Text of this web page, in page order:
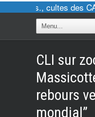
Pour infos., cultes des
CLI sur
rebours
mondial”